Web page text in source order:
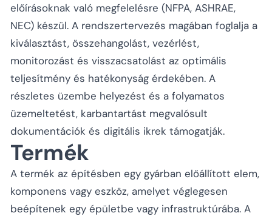
előírásoknak való megfelelésre (NFPA, ASHRAE,
NEC) készül. A rendszertervezés magában foglalja a
kiválasztást, összehangolást, vezérlést,
monitorozást és visszacsatolást az optimális
teljesítmény és hatékonyság érdekében. A
részletes üzembe helyezést és a folyamatos
üzemeltetést, karbantartást megvalósult
dokumentációk és digitális ikrek támogatják.
Termék
A termék az építésben egy gyárban előállított elem,
komponens vagy eszköz, amelyet véglegesen
beépítenek egy épületbe vagy infrastruktúrába. A